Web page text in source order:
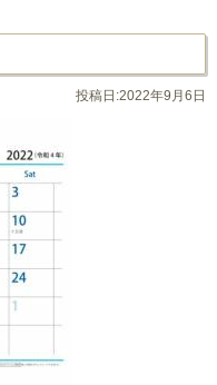
投稿日:2022年9月6日